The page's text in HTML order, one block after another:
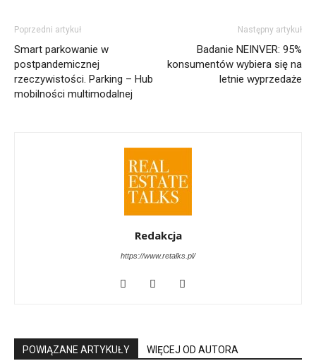
Poprzedni artykuł
Smart parkowanie w
postpandemicznej
rzeczywistości. Parking – Hub
mobilności multimodalnej
Następny artykuł
Badanie NEINVER: 95%
konsumentów wybiera się na
letnie wyprzedaże
Redakcja
https://www.retalks.pl/
POWIĄZANE ARTYKUŁY WIĘCEJ OD AUTORA